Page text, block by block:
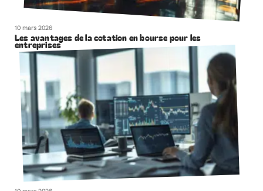
10 mars 2026
Les avantages de la cotation en bourse pour les
entreprises